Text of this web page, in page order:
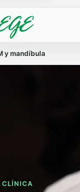
y mandíbula
CLÍNICA